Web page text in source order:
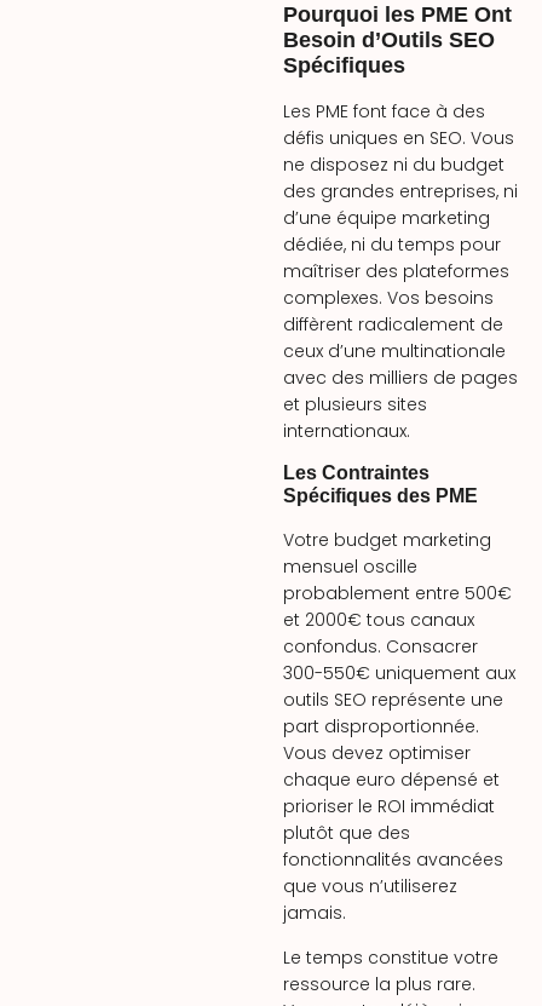
Pourquoi les PME Ont
Besoin d’Outils SEO
Spécifiques
Les PME font face à des
défis uniques en SEO. Vous
ne disposez ni du budget
des grandes entreprises, ni
d’une équipe marketing
dédiée, ni du temps pour
maîtriser des plateformes
complexes. Vos besoins
diffèrent radicalement de
ceux d’une multinationale
avec des milliers de pages
et plusieurs sites
internationaux.
Les Contraintes
Spécifiques des PME
Votre budget marketing
mensuel oscille
probablement entre 500€
et 2000€ tous canaux
confondus. Consacrer
300-550€ uniquement aux
outils SEO représente une
part disproportionnée.
Vous devez optimiser
chaque euro dépensé et
prioriser le ROI immédiat
plutôt que des
fonctionnalités avancées
que vous n’utiliserez
jamais.
Le temps constitue votre
ressource la plus rare.